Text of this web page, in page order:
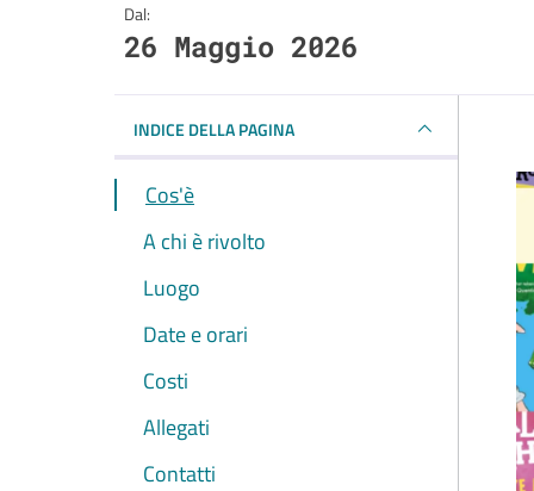
Dal:
26 Maggio 2026
INDICE DELLA PAGINA
Cos'è
A chi è rivolto
Luogo
Date e orari
Costi
Allegati
Contatti